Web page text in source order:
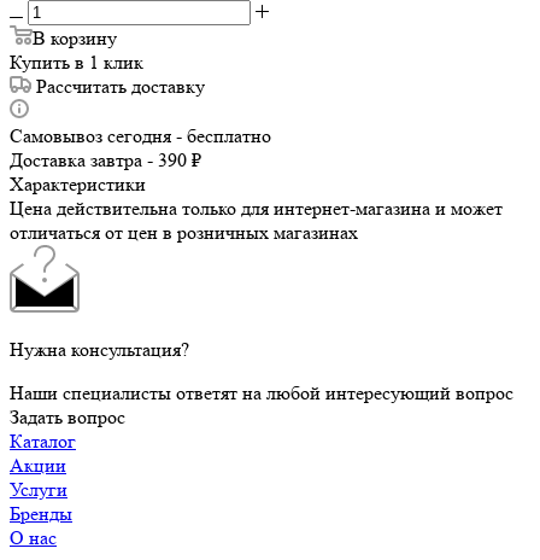
В корзину
Купить в 1 клик
Рассчитать доставку
Самовывоз сегодня - бесплатно
Доставка завтра - 390 ₽
Характеристики
Цена действительна только для интернет-магазина и может
отличаться от цен в розничных магазинах
Нужна консультация?
Наши специалисты ответят на любой интересующий вопрос
Задать вопрос
Каталог
Акции
Услуги
Бренды
О нас